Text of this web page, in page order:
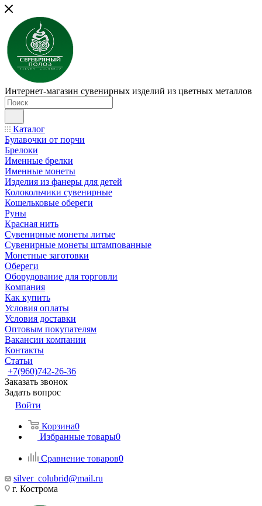
Интернет-магазин сувенирных изделий из цветных металлов
Каталог
Булавочки от порчи
Брелоки
Именные брелки
Именные монеты
Изделия из фанеры для детей
Колокольчики сувенирные
Кошельковые обереги
Руны
Красная нить
Сувенирные монеты литые
Сувенирные монеты штампованные
Монетные заготовки
Обереги
Оборудование для торговли
Компания
Как купить
Условия оплаты
Условия доставки
Оптовым покупателям
Вакансии компании
Контакты
Статьи
+7(960)742-26-36
Заказать звонок
Задать вопрос
Войти
Корзина0
Избранные товары0
Сравнение товаров0
silver_colubrid@mail.ru
г. Кострома